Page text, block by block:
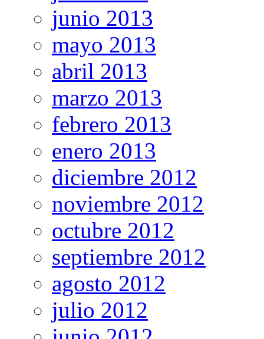
junio 2013
mayo 2013
abril 2013
marzo 2013
febrero 2013
enero 2013
diciembre 2012
noviembre 2012
octubre 2012
septiembre 2012
agosto 2012
julio 2012